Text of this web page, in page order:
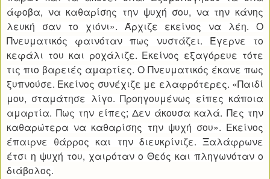
άφοβα, να καθαρίσης την ψυχή σου, να την κάνης
λευκή σαν το χιόνι». Άρχιζε εκείνος να λέη. Ο
Πνευματικός φαινόταν πως νυστάζει. Έγερνε το
κεφάλι του και ροχάλιζε. Εκείνος εξαγόρευε τότε
τις πιο βαρειές αμαρτίες. Ο Πνευματικός έκανε πως
ξυπνούσε. Εκείνος συνέχιζε με ελαφρότερες. «Παιδί
μου, σταμάτησε λίγο. Προηγουμένως είπες κάποια
αμαρτία. Πως την είπες; Δεν άκουσα καλά. Πες την
καθαρώτερα να καθαρίσης την ψυχή σου». Εκείνος
έπαιρνε θάρρος και την διευκρίνιζε. Ξαλάφρωνε
έτσι η ψυχή του, χαιρόταν ο Θεός και πληγωνόταν ο
διάβολος.